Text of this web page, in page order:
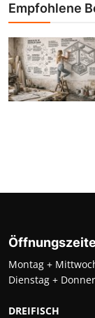
Empfohlene
Montag +
Dienstag +
DREIFISCH